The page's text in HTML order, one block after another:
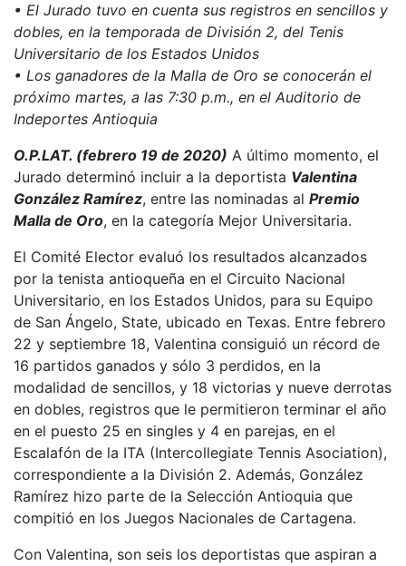
• El Jurado tuvo en cuenta sus registros en sencillos y
dobles, en la temporada de División 2, del Tenis
Universitario de los Estados Unidos
• Los ganadores de la Malla de Oro se conocerán el
próximo martes, a las 7:30 p.m., en el Auditorio de
Indeportes Antioquia
O.P.LAT. (febrero 19 de 2020) A último momento, el
Jurado determinó incluir a la deportista Valentina
González Ramírez, entre las nominadas al Premio
Malla de Oro, en la categoría Mejor Universitaria.
El Comité Elector evaluó los resultados alcanzados
por la tenista antioqueña en el Circuito Nacional
Universitario, en los Estados Unidos, para su Equipo
de San Ángelo, State, ubicado en Texas. Entre febrero
22 y septiembre 18, Valentina consiguió un récord de
16 partidos ganados y sólo 3 perdidos, en la
modalidad de sencillos, y 18 victorias y nueve derrotas
en dobles, registros que le permitieron terminar el año
en el puesto 25 en singles y 4 en parejas, en el
Escalafón de la ITA (Intercollegiate Tennis Asociation),
correspondiente a la División 2. Además, González
Ramírez hizo parte de la Selección Antioquia que
compitió en los Juegos Nacionales de Cartagena.
Con Valentina, son seis los deportistas que aspiran a